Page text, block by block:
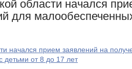
области начался
для
начался прием заявлений на
детьми от 8 до 17 лет